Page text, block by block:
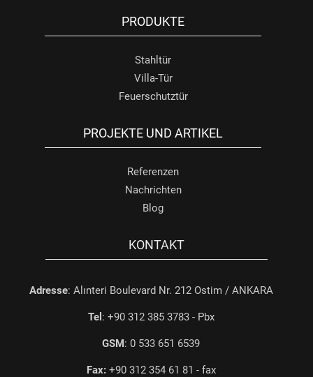
PRODUKTE
Stahltür
Villa-Tür
Feuerschutztür
PROJEKTE UND ARTIKEL
Referenzen
Nachrichten
Blog
KONTAKT
Adresse: Alınteri Boulevard Nr. 212 Ostim / ANKARA
Tel : +90 312 385 3783 - Pbx
GSM: 0 533 651 6539
Fax:+90 312 354 61 81 - fax